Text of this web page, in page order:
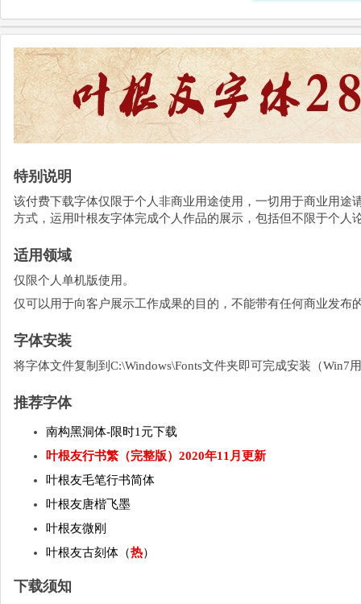
特别说明
该付费下载字体仅限于个人非商业用途使用，一切用于商业用
方式，运用叶根友字体完成个人作品的展示，包括但不限于个人
适用领域
仅限个人单机版使用。
仅可以用于向客户展示工作成果的目的，不能带有任何商业发布
字体安装
将字体文件复制到C:\Windows\Fonts文件夹即可完成安装（Win7
推荐字体
南构黑洞体-限时1元下载
叶根友行书繁（完整版）2020年11月更新
叶根友毛笔行书简体
叶根友唐楷飞墨
叶根友微刚
叶根友古刻体（热）
下载须知